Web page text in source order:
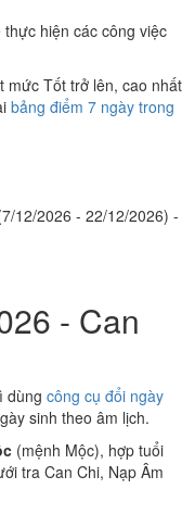
hiện các công việc
mức Tốt trở lên, cao nhất
bảng điểm 7 ngày trong
12/2026 - 22/12/2026) -
- Can
dùng công cụ đổi ngày
sinh theo âm lịch.
(mệnh Mộc), hợp tuổi
tra Can Chi, Nạp Âm